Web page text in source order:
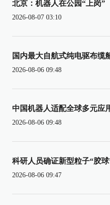
北京：机器人在公园“上岗”
2026-08-07 03:10
国内最大自航式纯电驱布缆
2026-08-06 09:48
中国机器人适配全球多元应
2026-08-06 09:48
科研人员确证新型粒子“胶
2026-08-06 09:47